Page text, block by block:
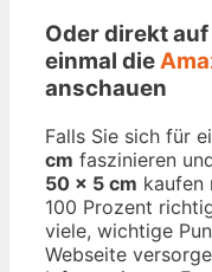
Oder direkt auf
einmal die
anschauen
Falls Sie sich für
cm faszinieren
50 x 5 cm kaufen
100 Prozent
viele, wichtige
Webseite